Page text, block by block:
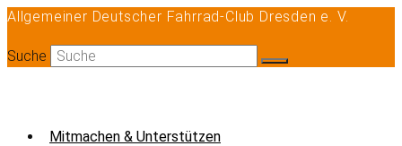
Zum
springen
Allgemeiner Deutscher Fahrrad-Club Dresden e. V.
Suche
Mitmachen & Unterstützen